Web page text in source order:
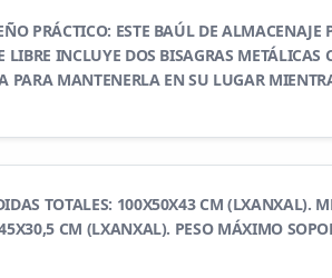
PRÁCTICO: ESTE BAÚL DE ALMACENAJE
LIBRE INCLUYE DOS BISAGRAS METÁLICAS
PARA MANTENERLA EN SU LUGAR
TOTALES: 100X50X43 CM (LXANXAL).
CM (LXANXAL). PESO MÁXIMO